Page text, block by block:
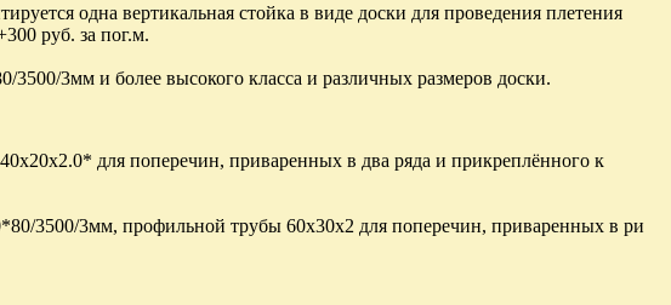
одна вертикальная стойка в виде доски для проведения плетения
руб. за пог.м.
3500/3мм и более высокого класса и различных размеров доски.
для поперечин, приваренных в два ряда и прикреплённого к
3500/3мм, профильной трубы 60х30х2 для поперечин, приваренных в ри